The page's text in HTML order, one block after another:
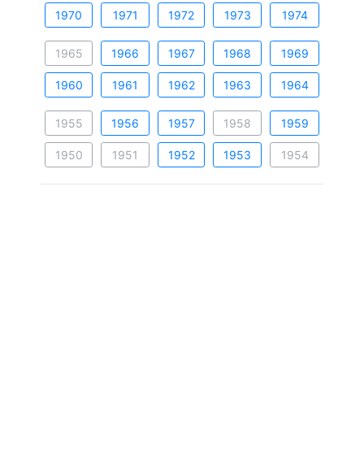
1970 1971 1972 1973 1974
1965 1966 1967 1968 1969
1960 1961 1962 1963 1964
1955 1956 1957 1958 1959
1950 1951 1952 1953 1954